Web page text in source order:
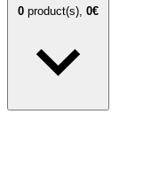
0 product(s), 0€